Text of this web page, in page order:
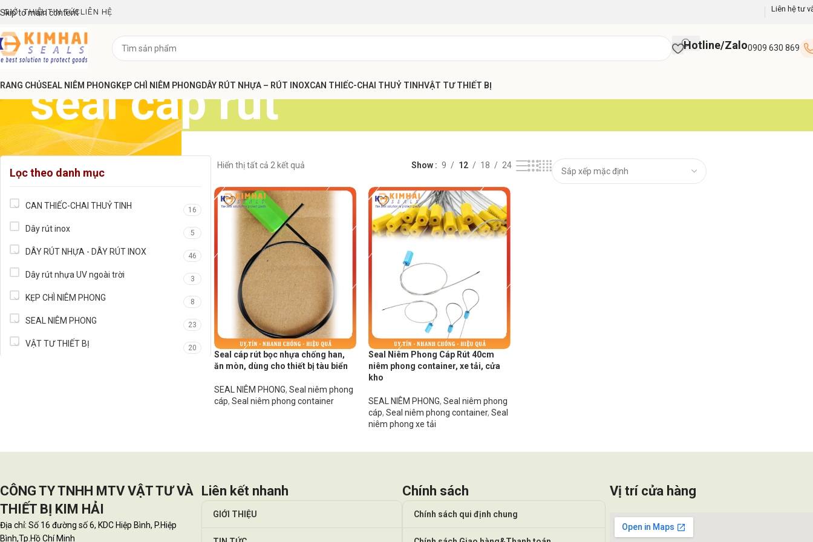
Skip to main content
GIỚI THIỆUTIN TỨC LIÊN HỆ Liên hệ tư
Hotline/Zalo0909 630 869
CHỦSEAL NIÊM PHONGKẸP CHÌ NIÊM PHONGDÂY RÚT NHỰA – RÚT INOXCAN THIẾC-CHAI THUỶ TINHVẬT TƯ THIẾT BỊ
seal cáp rút
Lọc theo danh mục
CAN THIẾC-CHAI THUỶ TINH 16
Dây rút inox 5
DÂY RÚT NHỰA - DÂY RÚT INOX 46
Dây rút nhựa UV ngoài trời 3
KẸP CHÌ NIÊM PHONG 8
SEAL NIÊM PHONG 23
VẬT TƯ THIẾT BỊ 20
Hiển thị tất cả 2 kết quả Show 9 12 18 24
Seal cáp rút bọc nhựa chống han,
ăn mòn, dùng cho thiết bị tàu biển
SEAL NIÊM PHONG, Seal niêm phong
cáp, Seal niêm phong container
Seal Niêm Phong Cáp Rút 40cm
niêm phong container, xe tải, cửa
kho
SEAL NIÊM PHONG, Seal niêm phong
cáp, Seal niêm phong container, Seal
niêm phong xe tải
CÔNG TY TNHH MTV VẬT TƯ VÀ
THIẾT BỊ KIM HẢI
Địa chỉ: Số 16 đường số 6, KDC Hiệp Bình, P.Hiệp
Bình,Tp.Hồ Chí Minh
Liên kết nhanh
GIỚI THIỆU
Chính sách
Chính sách qui định chung
Vị trí cửa hàng